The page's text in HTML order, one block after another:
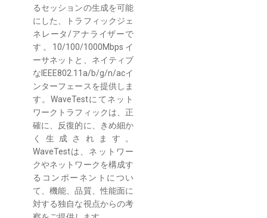
るセッションの生成を可能
にした、トラフィックジェ
ネレータ/アナライザーで
す。10/100/1000Mbpsイ
ーサネットと、ネイティブ
なIEEE802.11a/b/g/n/acイ
ンターフェースを提供しま
す。WaveTestにてネット
ワークトラフィックは、正
確に、反復的に、きめ細か
く生成されます。
WaveTestは、ネットワー
クやネットワークを構成す
るコンポーネントについ
て、機能、品質、性能面に
対する独自な視点からの考